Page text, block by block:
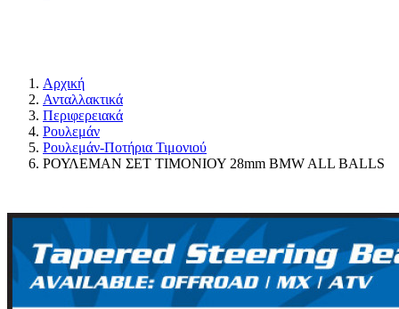
Αρχική
Ανταλλακτικά
Περιφερειακά
Ρουλεμάν
Ρουλεμάν-Ποτήρια Τιμονιού
ΡΟΥΛΕΜΑΝ ΣΕΤ TΙΜΟΝΙΟΥ 28mm BMW ALL BALLS